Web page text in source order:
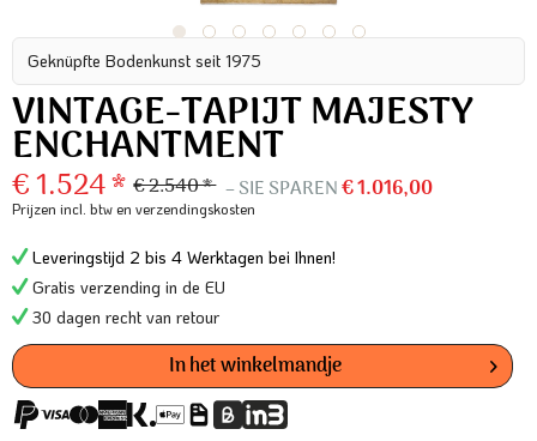
Geknüpfte Bodenkunst seit 1975
VINTAGE-TAPIJT MAJESTY
ENCHANTMENT
€ 1.524 * € 2.540 * – SIE SPAREN€ 1.016,00
Prijzen incl. btwen verzendingskosten
Leveringstijd 2 bis 4 Werktagen bei Ihnen!
Gratis verzending in de EU
30 dagen recht van retour
In het winkelmandje